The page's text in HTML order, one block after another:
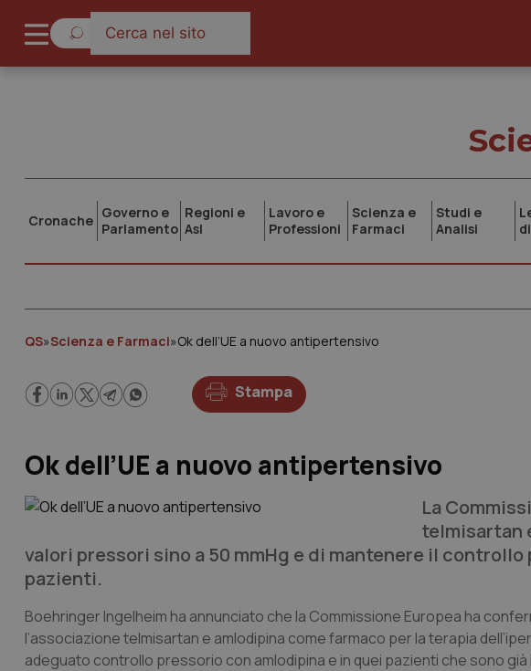
Cronache Governo e
Parlamento
Regioni e
Asl
Lavoro e
Professioni
Scienza e
Farmaci
Studi e
Analisi
QS»Scienza e Farmaci»Ok dell’UE a nuovo antipertensivo
Stampa
Ok dell’UE a nuovo antipertensivo
La
telmisartan
valori pressori sino a 50 mmHg e di mantenere il
pazienti.
Boehringer Ingelheim ha annunciato che la Commissione Europea ha
l’associazione telmisartan e amlodipina come farmaco per la terapia
adeguato controllo pressorio con amlodipina e in quei pazienti che sono